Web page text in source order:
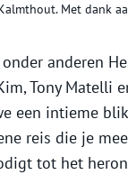
Met dank
anderen
Tony Matelli
een intieme
reis die je
tot het